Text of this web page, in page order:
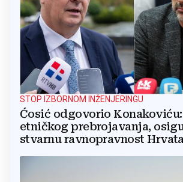
STOP IZBORNOM INŽENJERINGU
Ćosić odgovorio
etničkog prebrojavanja,
stvarnu ravnopravnost Hrvata